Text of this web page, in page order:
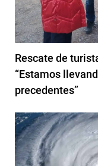
Rescate de
“Estamos
precedentes”